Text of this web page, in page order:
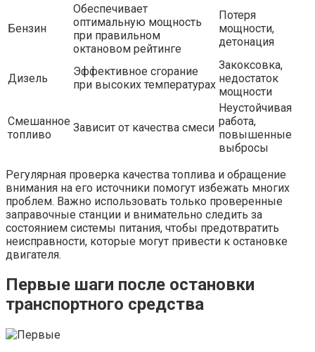
Бензин
Обеспечивает
оптимальную мощность
при правильном
октановом рейтинге
Потеря
мощности,
детонация
Дизель
Эффективное сгорание
при высоких температурах
Закоксовка,
недостаток
мощности
Смешанное
топливо
Зависит от качества смеси
Неустойчивая
работа,
повышенные
выбросы
Регулярная проверка качества топлива и обращение
внимания на его источники помогут избежать многих
проблем. Важно использовать только проверенные
заправочные станции и внимательно следить за
состоянием системы питания, чтобы предотвратить
неисправности, которые могут привести к остановке
двигателя.
Первые шаги после остановки
транспортного средства